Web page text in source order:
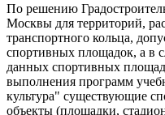
По решению
Москвы для территорий,
транспортного кольца,
спортивных площадок, а в
данных спортивных
выполнения программ
культура" существующие
объекты (площадки,